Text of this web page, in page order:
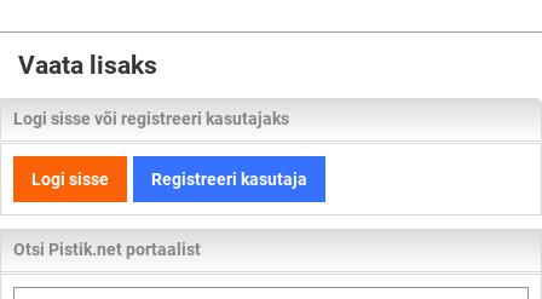
Vaata lisaks
Logi sisse või registreeri kasutajaks
Logi sisse Registreeri kasutaja
Otsi Pistik.net portaalist